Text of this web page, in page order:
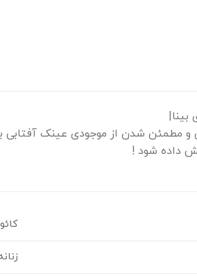
و مطمئن شدن از موجودی عینک آفتابی
داده شود !